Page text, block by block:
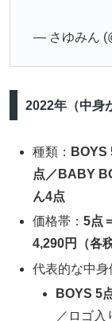
— さゆみん
2022年（中身
種類： BOYS
点／BABY
ん4点
価格帯：5点
4,290円（各
代表的な中身
BOYS 5
／ロゴ